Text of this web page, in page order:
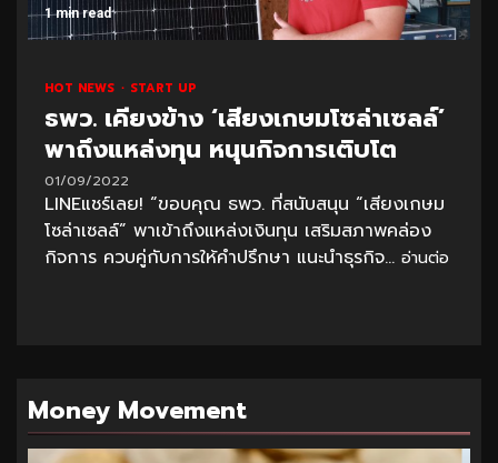
1 min read
HOT NEWS START UP
ธพว. เคียงข้าง ‘เสียงเกษมโซล่าเซลล์’
พาถึงแหล่งทุน หนุนกิจการเติบโต
01/09/2022
LINEแชร์เลย! “ขอบคุณ ธพว. ที่สนับสนุน “เสียงเกษม
โซล่าเซลล์” พาเข้าถึงแหล่งเงินทุน เสริมสภาพคล่อง
กิจการ ควบคู่กับการให้คำปรึกษา แนะนำธุรกิจ... อ่านต่อ
Money Movement